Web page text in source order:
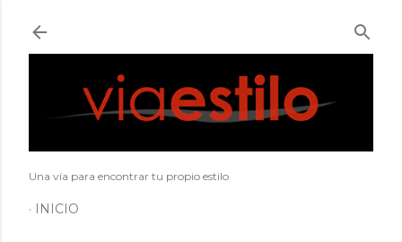
Una vía para encontrar tu propio estilo
INICIO